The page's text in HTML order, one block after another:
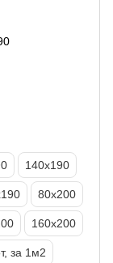
140х190
80х200
160х200
за 1м2